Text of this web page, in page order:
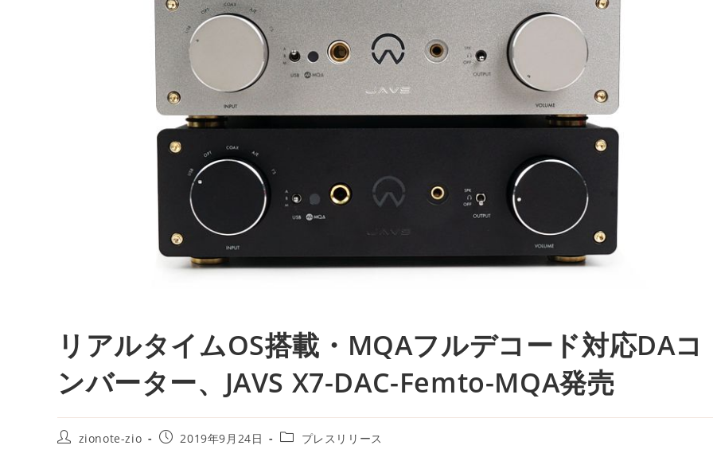
リアルタイムOS搭載・MQAフルデコード対応DAコ
ンバーター、JAVS X7-DAC-Femto-MQA発売
投
zionote-zio
投
2019年9月24日
投
プレスリリース